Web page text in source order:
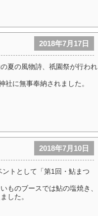
2018年7月17日
夏の風物詩、祇園祭が行われ
社に無事奉納されました。
2018年7月10日
トとして「第1回・鮎まつ
ものブースでは鮎の塩焼き、
した。